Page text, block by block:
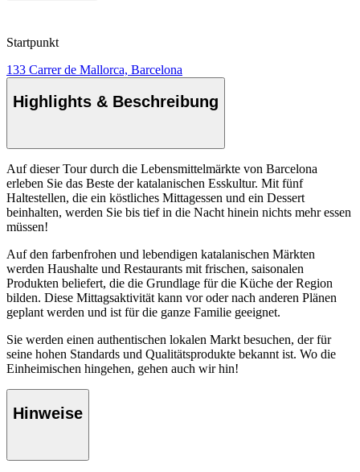
Startpunkt
133 Carrer de Mallorca, Barcelona
Highlights & Beschreibung
Auf dieser Tour durch die Lebensmittelmärkte von Barcelona
erleben Sie das Beste der katalanischen Esskultur. Mit fünf
Haltestellen, die ein köstliches Mittagessen und ein Dessert
beinhalten, werden Sie bis tief in die Nacht hinein nichts mehr essen
müssen!
Auf den farbenfrohen und lebendigen katalanischen Märkten
werden Haushalte und Restaurants mit frischen, saisonalen
Produkten beliefert, die die Grundlage für die Küche der Region
bilden. Diese Mittagsaktivität kann vor oder nach anderen Plänen
geplant werden und ist für die ganze Familie geeignet.
Sie werden einen authentischen lokalen Markt besuchen, der für
seine hohen Standards und Qualitätsprodukte bekannt ist. Wo die
Einheimischen hingehen, gehen auch wir hin!
Hinweise